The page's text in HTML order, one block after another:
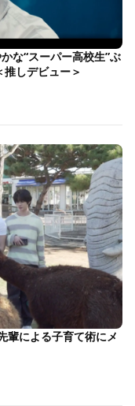
な“スーパー高校生”ぶ
しデビュー＞
輩による子育て術にメ